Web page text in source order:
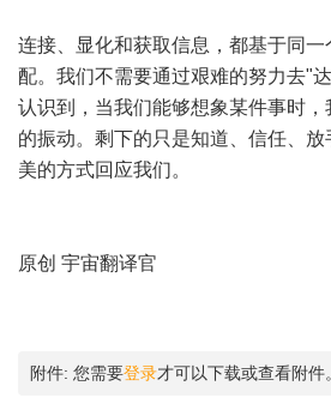
连接、显化和获取信息，都基于同
配。我们不需要通过艰难的努力去"
认识到，当我们能够想象某件事时
的振动。剩下的只是知道、信任、
美的方式回应我们。
原创 宇宙翻译官
附件: 您需要登录才可以下载或查看附件